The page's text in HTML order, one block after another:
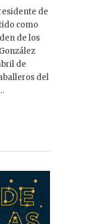
de
como
de los
de
del